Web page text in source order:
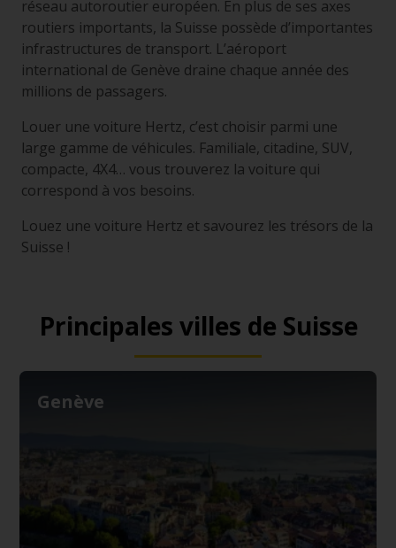
réseau autoroutier européen. En plus de ses axes
routiers importants, la Suisse possède d’importantes
infrastructures de transport. L’aéroport
international de Genève draine chaque année des
millions de passagers.
Louer une voiture Hertz, c’est choisir parmi une
large gamme de véhicules. Familiale, citadine, SUV,
compacte, 4X4… vous trouverez la voiture qui
correspond à vos besoins.
Louez une voiture Hertz et savourez les trésors de la
Suisse !
Principales villes de Suisse
Genève